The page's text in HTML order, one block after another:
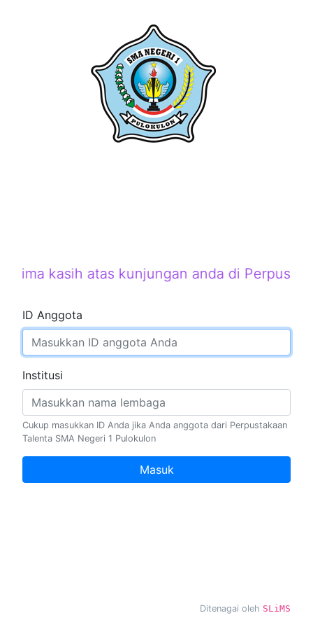
kasih atas kunjungan anda di
ID Anggota
Institusi
Cukup masukkan ID Anda jika Anda anggota dari Perpustakaan
Talenta SMA Negeri 1 Pulokulon
Masuk
Ditenagai oleh SLiMS